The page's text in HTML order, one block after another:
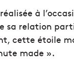
à
sa relation
cette étoile
made ».